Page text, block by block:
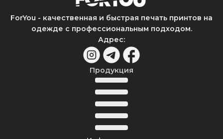
ForYou - качественная и быстрая печать принтов на
одежде с профессиональным подходом.
Адрес:
Продукция